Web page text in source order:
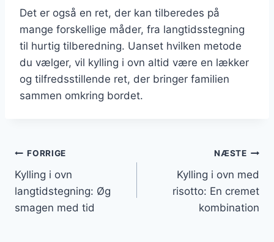
Det er også en ret, der kan tilberedes på
mange forskellige måder, fra langtidsstegning
til hurtig tilberedning. Uanset hvilken metode
du vælger, vil kylling i ovn altid være en lækker
og tilfredsstillende ret, der bringer familien
sammen omkring bordet.
Indlægsnavigation
FORRIGE
Kylling i ovn
langtidstegning: Øg
smagen med tid
NÆSTE
Kylling i ovn med
risotto: En cremet
kombination